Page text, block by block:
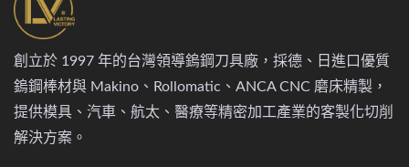
創立於 1997 年的台灣領導鎢鋼刀具廠，採德、日進口優質
鎢鋼棒材與 Makino、Rollomatic、ANCA CNC 磨床精製，
提供模具、汽車、航太、醫療等精密加工產業的客製化切削
解決方案。